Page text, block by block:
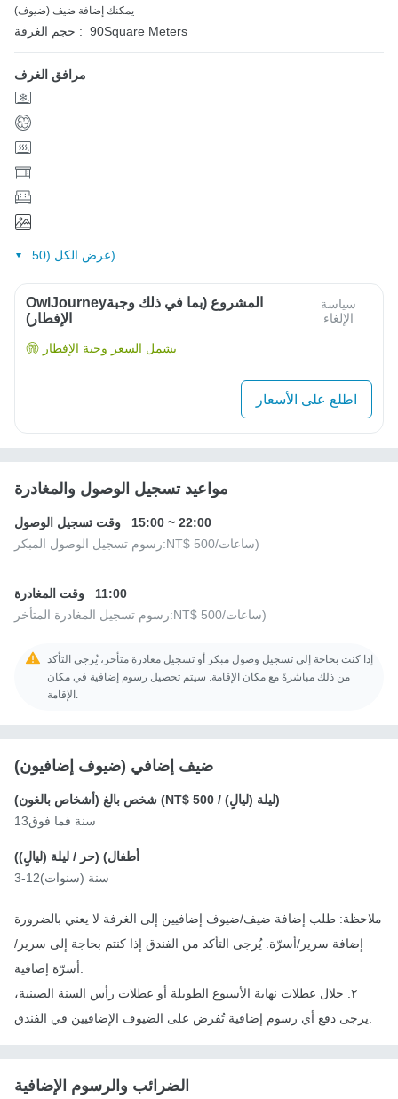
يمكنك إضافة ضيف (ضيوف)
حجم الغرفة : 90Square Meters
مرافق الغرف
عرض الكل (50)
OwlJourneyالمشروع (بما في ذلك وجبة
الإفطار)
سياسة
الإلغاء
يشمل السعر وجبة الإفطار
اطلع على الأسعار
مواعيد تسجيل الوصول والمغادرة
وقت تسجيل الوصول 15:00 ~ 22:00
رسوم تسجيل الوصول المبكر:NT$ 500 /ساعات)
وقت المغادرة
11:00
رسوم تسجيل المغادرة المتأخر:NT$ 500 /ساعات)
إذا كنت بحاجة إلى تسجيل وصول مبكر أو تسجيل مغادرة متأخر، يُرجى التأكد
من ذلك مباشرةً مع مكان الإقامة. سيتم تحصيل رسوم إضافية في مكان
ضيف إضافي (ضيوف إضافيون)
شخص بالغ (أشخاص بالغون) (NT$ 500
/ ليلة (ليالٍ))
13سنة فما فوق
أطفال) (حر / ليلة (ليالٍ))
3-12سنة (سنوات)
ملاحظة: طلب إضافة ضيف/ضيوف إضافيين إلى الغرفة لا يعني بالضرورة
إضافة سرير/أسرّة. يُرجى التأكد من الفندق إذا كنتم بحاجة إلى سرير/
٢. خلال عطلات نهاية الأسبوع الطويلة أو عطلات رأس السنة الصينية،
الضرائب والرسوم الإضافية